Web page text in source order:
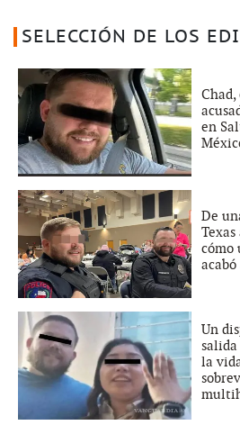
SELECCIÓN DE LOS
Chad,
en
De
cómo
acabó
Un
salida
la